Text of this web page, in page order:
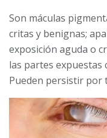
Son máculas
critas y benignas;
exposición aguda o
las partes expuestas
Pueden persistir por